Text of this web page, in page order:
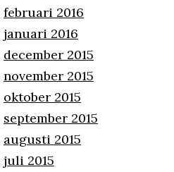
februari 2016
januari 2016
december 2015
november 2015
oktober 2015
september 2015
augusti 2015
juli 2015